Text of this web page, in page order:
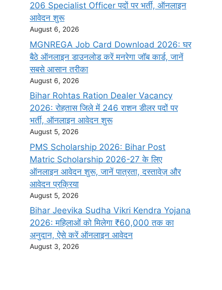
206 Specialist Officer पदों पर भर्ती, ऑनलाइन
आवेदन शुरू
August 6, 2026
MGNREGA Job Card Download 2026: घर
बैठे ऑनलाइन डाउनलोड करें मनरेगा जॉब कार्ड, जानें
सबसे आसान तरीका
August 6, 2026
Bihar Rohtas Ration Dealer Vacancy
2026: रोहतास जिले में 246 राशन डीलर पदों पर
भर्ती, ऑनलाइन आवेदन शुरू
August 5, 2026
PMS Scholarship 2026: Bihar Post
Matric Scholarship 2026-27 के लिए
ऑनलाइन आवेदन शुरू, जानें पात्रता, दस्तावेज़ और
आवेदन प्रक्रिया
August 5, 2026
Bihar Jeevika Sudha Vikri Kendra Yojana
2026: महिलाओं को मिलेगा ₹60,000 तक का
अनुदान, ऐसे करें ऑनलाइन आवेदन
August 3, 2026